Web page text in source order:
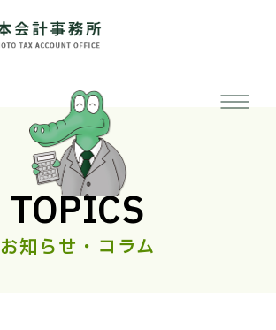
TOPICS
お知らせ・コラム